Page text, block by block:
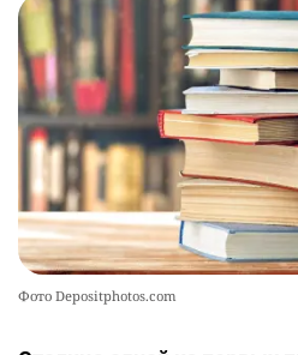
Фото Depositphotos.com